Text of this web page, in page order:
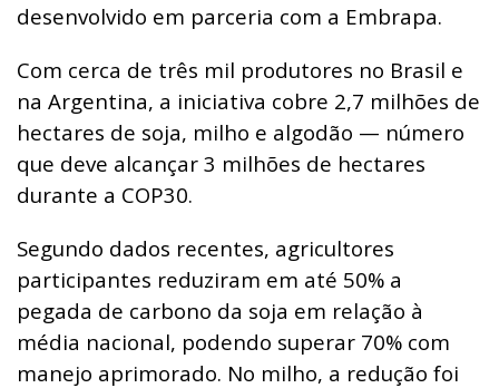
desenvolvido em parceria com a Embrapa.
Com cerca de três mil produtores no Brasil e
na Argentina, a iniciativa cobre 2,7 milhões de
hectares de soja, milho e algodão — número
que deve alcançar 3 milhões de hectares
durante a COP30.
Segundo dados recentes, agricultores
participantes reduziram em até 50% a
pegada de carbono da soja em relação à
média nacional, podendo superar 70% com
manejo aprimorado. No milho, a redução foi